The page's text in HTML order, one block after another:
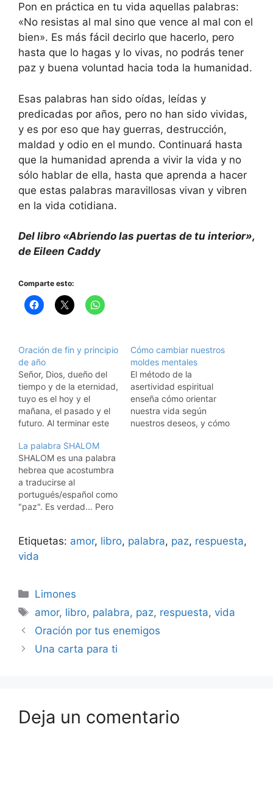
Pon en práctica en tu vida aquellas palabras:
«No resistas al mal sino que vence al mal con el
bien». Es más fácil decirlo que hacerlo, pero
hasta que lo hagas y lo vivas, no podrás tener
paz y buena voluntad hacia toda la humanidad.
Esas palabras han sido oídas, leídas y
predicadas por años, pero no han sido vividas,
y es por eso que hay guerras, destrucción,
maldad y odio en el mundo. Continuará hasta
que la humanidad aprenda a vivir la vida y no
sólo hablar de ella, hasta que aprenda a hacer
que estas palabras maravillosas vivan y vibren
en la vida cotidiana.
Del libro «Abriendo las puertas de tu interior»,
de Eileen Caddy
Comparte esto:
Oración de fin y principio
de año
Señor, Dios, dueño del
tiempo y de la eternidad,
tuyo es el hoy y el
mañana, el pasado y el
futuro. Al terminar este
por todo aquello que
recibí de TI. Gracias por
la vida y el amor, por las
flores, el aire y el sol,…
Cómo cambiar nuestros
moldes mentales
El método de la
asertividad espiritual
enseña cómo orientar
nuestra vida según
nuestros deseos, y cómo
transcurso analizamos…
La palabra SHALOM
SHALOM es una palabra
hebrea que acostumbra
a traducirse al
portugués/español como
"paz". Es verdad... Pero
alcance mucho mayor.
En su raíz semita (sh-l-
abarcado, en plenitud".
simple ausencia de
conflicto, entre naciones
Etiquetas: amor, libro, palabra, paz, respuesta,
vida
Categorías
Limones
Etiquetas
amor, libro, palabra, paz, respuesta,vida
Oración por tus enemigos
Una carta para ti
Deja un comentario